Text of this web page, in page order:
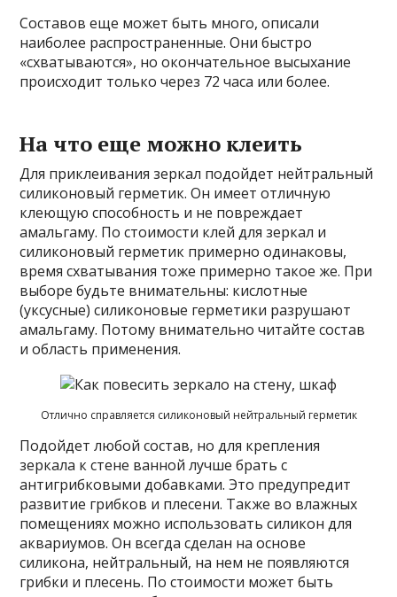
Составов еще может быть много, описали
наиболее распространенные. Они быстро
«схватываются», но окончательное высыхание
происходит только через 72 часа или более.
На что еще можно клеить
Для приклеивания зеркал подойдет нейтральный
силиконовый герметик. Он имеет отличную
клеющую способность и не повреждает
амальгаму. По стоимости клей для зеркал и
силиконовый герметик примерно одинаковы,
время схватывания тоже примерно такое же. При
выборе будьте внимательны: кислотные
(уксусные) силиконовые герметики разрушают
амальгаму. Потому внимательно читайте состав
и область применения.
Отлично справляется силиконовый нейтральный герметик
Подойдет любой состав, но для крепления
зеркала к стене ванной лучше брать с
антигрибковыми добавками. Это предупредит
развитие грибков и плесени. Также во влажных
помещениях можно использовать силикон для
аквариумов. Он всегда сделан на основе
силикона, нейтральный, на нем не появляются
грибки и плесень. По стоимости может быть